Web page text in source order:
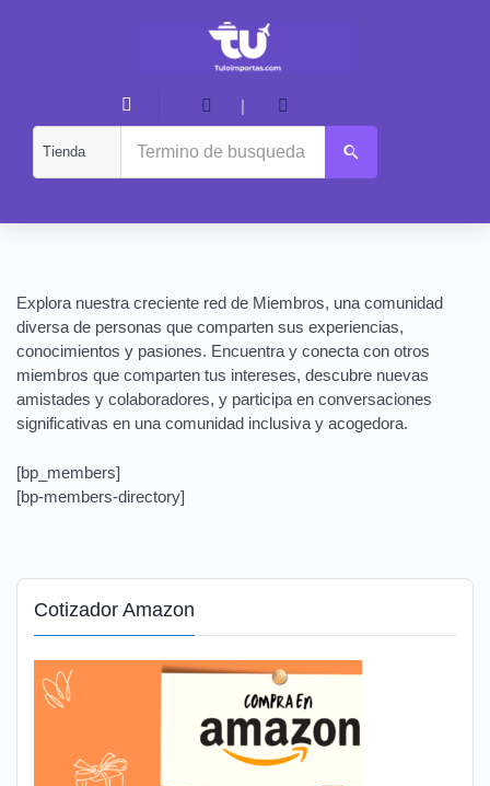
|
Explora nuestra creciente red de Miembros, una comunidad
diversa de personas que comparten sus experiencias,
conocimientos y pasiones. Encuentra y conecta con otros
miembros que comparten tus intereses, descubre nuevas
amistades y colaboradores, y participa en conversaciones
significativas en una comunidad inclusiva y acogedora.
[bp_members]
[bp-members-directory]
Cotizador Amazon